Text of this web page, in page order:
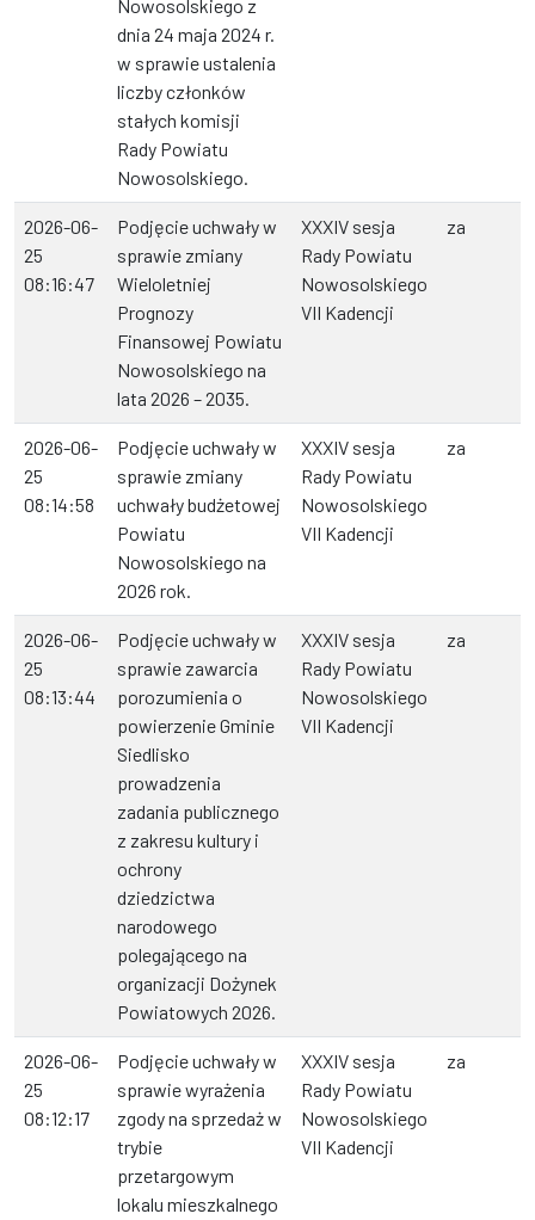
Nowosolskiego z
dnia 24 maja 2024 r.
w sprawie ustalenia
liczby członków
stałych komisji
Rady Powiatu
Nowosolskiego.
2026-06-
25
08:16:47
Podjęcie uchwały w
sprawie zmiany
Wieloletniej
Prognozy
Finansowej Powiatu
Nowosolskiego na
lata 2026 – 2035.
XXXIV sesja
Rady Powiatu
Nowosolskiego
VII Kadencji
za
2026-06-
25
08:14:58
Podjęcie uchwały w
sprawie zmiany
uchwały budżetowej
Powiatu
Nowosolskiego na
2026 rok.
XXXIV sesja
Rady Powiatu
Nowosolskiego
VII Kadencji
za
2026-06-
25
08:13:44
Podjęcie uchwały w
sprawie zawarcia
porozumienia o
powierzenie Gminie
Siedlisko
prowadzenia
zadania publicznego
z zakresu kultury i
ochrony
dziedzictwa
narodowego
polegającego na
organizacji Dożynek
Powiatowych 2026.
XXXIV sesja
Rady Powiatu
Nowosolskiego
VII Kadencji
za
2026-06-
25
08:12:17
Podjęcie uchwały w
sprawie wyrażenia
zgody na sprzedaż w
trybie
przetargowym
lokalu mieszkalnego
XXXIV sesja
Rady Powiatu
Nowosolskiego
VII Kadencji
za